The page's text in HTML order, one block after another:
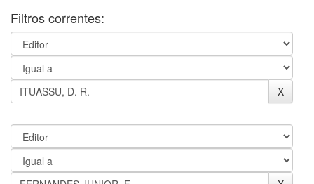
Filtros correntes: